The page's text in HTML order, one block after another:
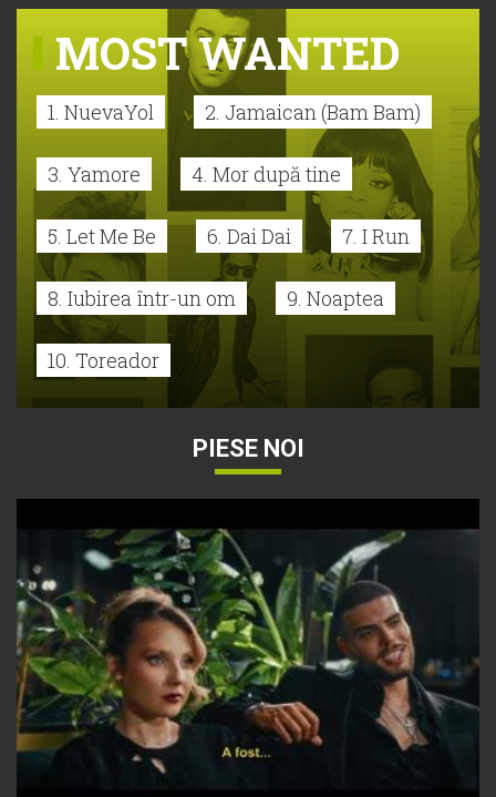
MOST WANTED
1. NuevaYol 2. Jamaican (Bam Bam)
3. Yamore 4. Mor după tine
5. Let Me Be 6. Dai Dai 7. I Run
8. Iubirea într-un om 9. Noaptea
10. Toreador
PIESE NOI